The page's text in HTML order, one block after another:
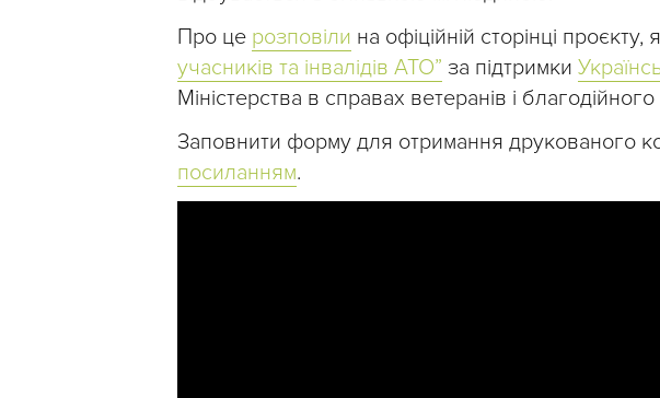
Про це розповіли на офіційній сторінці проєкту,
учасників та інвалідів АТО” за підтримки
Міністерства в справах ветеранів і
Заповнити форму для отримання друкованого
посиланням.